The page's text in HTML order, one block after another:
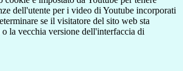
dell'utente per i video di Youtube incorporati
se il visitatore del sito web sta
la vecchia versione dell'interfaccia di